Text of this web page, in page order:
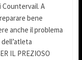
Countervail. A
bene
anche il problema
IL PREZIOSO